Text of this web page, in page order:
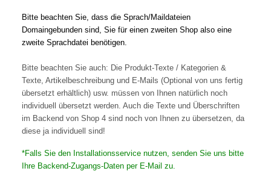
Bitte beachten Sie, dass die Sprach/Maildateien
Domaingebunden sind, Sie für einen zweiten Shop also eine
zweite Sprachdatei benötigen.
Bitte beachten Sie auch: Die Produkt-Texte / Kategorien &
Texte, Artikelbeschreibung und E-Mails (Optional von uns fertig
übersetzt erhältlich) usw. müssen von Ihnen natürlich noch
individuell übersetzt werden. Auch die Texte und Überschriften
im Backend von Shop 4 sind noch von Ihnen zu übersetzen, da
diese ja individuell sind!
*Falls Sie den Installationsservice nutzen, senden Sie uns bitte
Ihre Backend-Zugangs-Daten per E-Mail zu.